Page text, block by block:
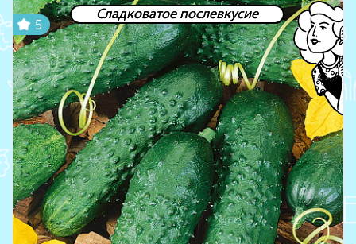
Сладковатое послевкусие
5